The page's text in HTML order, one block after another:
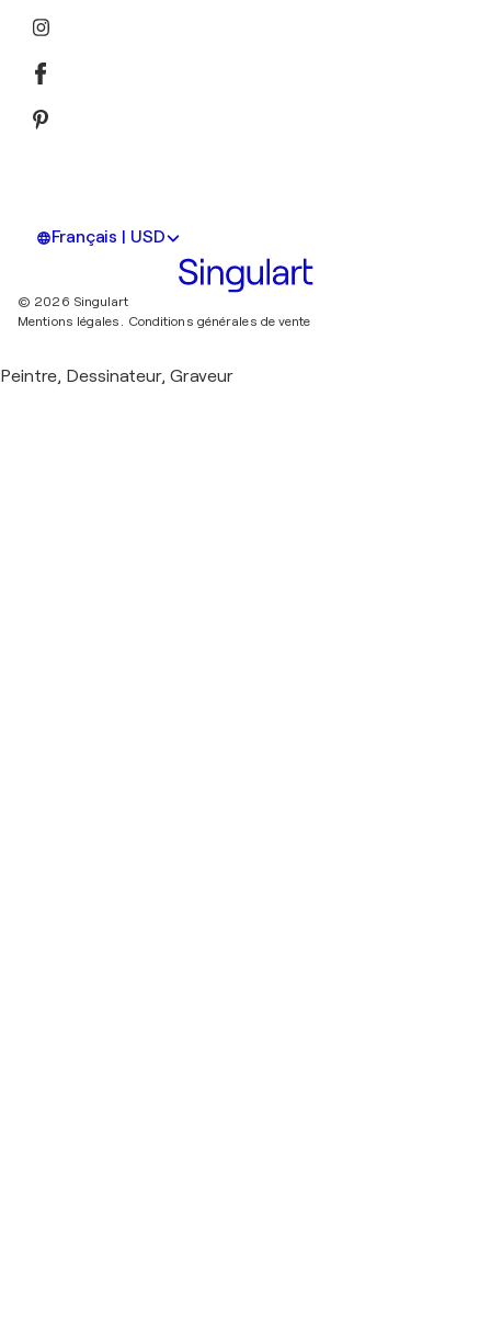
Français | USD
© 2026 Singulart
Mentions légales. Conditions générales de vente
Peintre, Dessinateur, Graveur